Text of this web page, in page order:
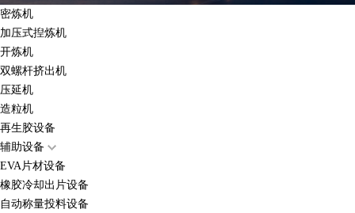
密炼机
加压式揑炼机
开炼机
双螺杆挤出机
压延机
造粒机
再生胶设备
辅助设备
EVA片材设备
橡胶冷却出片设备
自动称量投料设备